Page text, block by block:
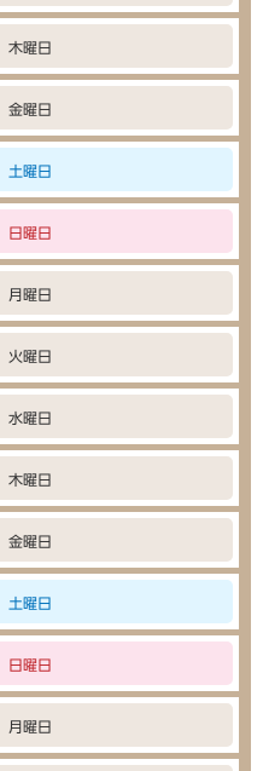
木曜日
金曜日
土曜日
日曜日
月曜日
火曜日
水曜日
木曜日
金曜日
土曜日
日曜日
月曜日